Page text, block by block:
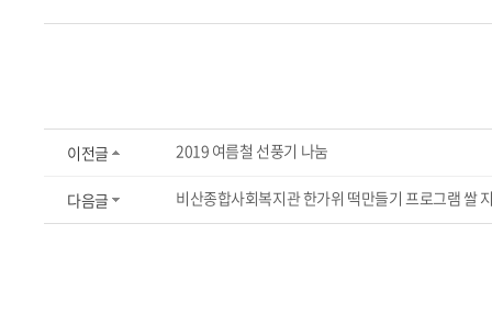
이전글 2019 여름철 선풍기 나눔
다음글 비산종합사회복지관 한가위 떡만들기 프로그램 쌀